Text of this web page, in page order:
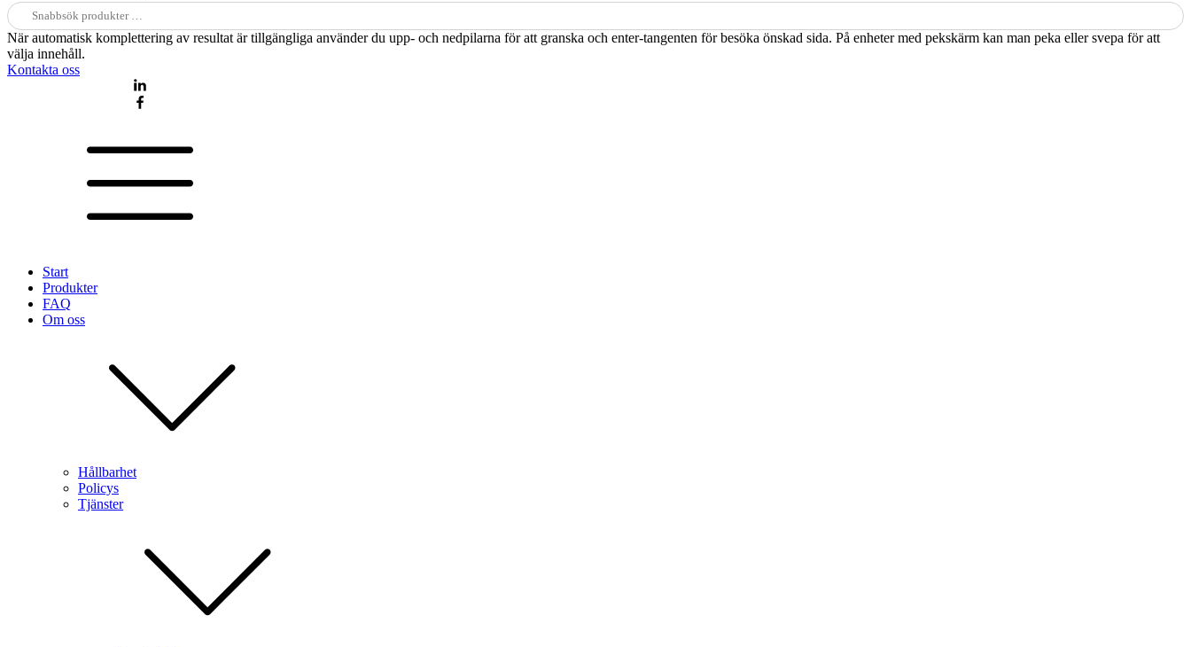
Sök
efter:
När automatisk komplettering av resultat är tillgängliga använder du upp- och nedpilarna för att granska och enter-tangenten för besöka önskad sida. På enheter med pekskärm kan man peka eller svepa för att
välja innehåll.
Kontakta oss
Start
Produkter
FAQ
Om oss
Hållbarhet
Policys
Tjänster